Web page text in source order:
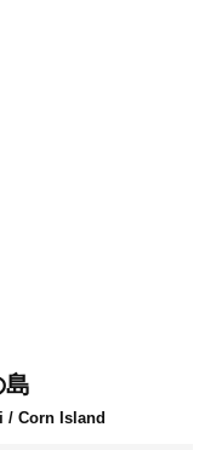
島
/ Corn Island